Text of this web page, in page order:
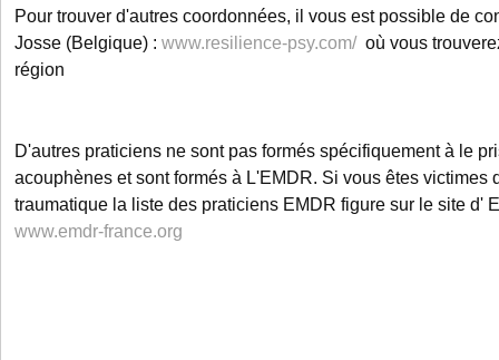
Pour trouver d'autres coordonnées, il vous est possible de
Josse (Belgique) : www.resilience-psy.com/où vous
région
D'autres praticiens ne sont pas formés spécifiquement à le
acouphènes et sont formés à L'EMDR. Si vous êtes victimes
traumatique la liste des praticiens EMDR figure sur le site d'
www.emdr-france.org